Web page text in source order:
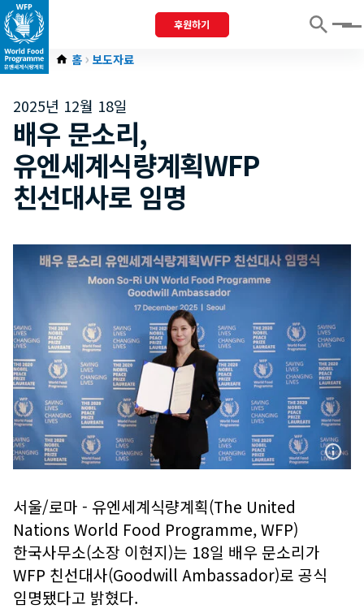
후원하기 Menu
홈 보도자료
2025년 12월 18일
배우 문소리,
유엔세계식량계획WFP
친선대사로 임명
서울/로마 - 유엔세계식량계획(The United
Nations World Food Programme, WFP)
한국사무소(소장 이현지)는 18일 배우 문소리가
WFP 친선대사(Goodwill Ambassador)로 공식
임명됐다고 밝혔다.